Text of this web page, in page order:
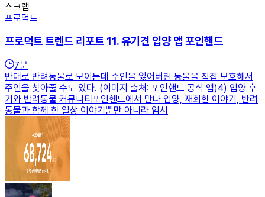
스크랩
프로덕트
프로덕트 트렌드 리포트 11. 유기견 입양 앱 포인핸드
7분
반대로 반려동물로 보이는데 주인을 잃어버린 동물을 직접 보호해서
주인을 찾아줄 수도 있다. (이미지 출처: 포인핸드 공식 앱)4) 입양 후
기와 반려동물 커뮤니티포인핸드에서 만나 입양, 재회한 이야기, 반려
동물과 함께 한 일상 이야기뿐만 아니라 임시